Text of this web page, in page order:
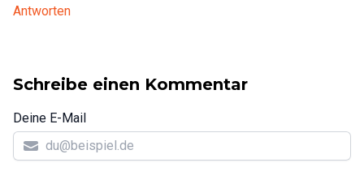
Antworten
Schreibe einen Kommentar
Deine E-Mail